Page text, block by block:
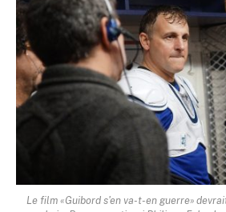
Le film «Guibord s'en va-t-en guerre»